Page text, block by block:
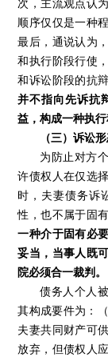
顺序仅仅是一种
最后，通说认为
和执行阶段行使
和诉讼阶段的抗
并不指向先诉抗
益，构成一种执
（三）诉讼
为防止对方
许债权人在仅选
时，夫妻债务诉
性，也不属于固
一种介于固有必
妥当，当事人既
院必须合一裁判。
债务人个人
其构成要件为：
夫妻共同财产可
放弃，但债权人